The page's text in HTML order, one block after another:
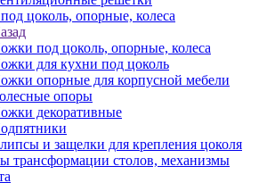
цоколь, опорные, колеса
под цоколь, опорные, колеса
для кухни под цоколь
опорные для корпусной мебели
опоры
декоративные
и защелки для крепления цоколя
трансформации столов, механизмы